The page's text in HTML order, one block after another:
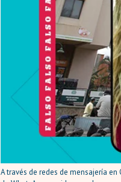
A través de redes de mensajería en